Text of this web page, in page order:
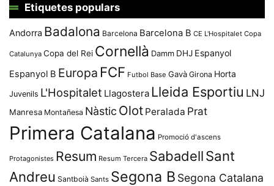
Etiquetes populars
Andorra Badalona Barcelona Barcelona B CE L'Hospitalet Copa
Catalunya Copa del Rei Cornellà Damm DHJ Espanyol
Espanyol B Europa FCF Futbol Base Gavà Girona Horta
Juvenils L'Hospitalet Llagostera Lleida Esportiu LNJ
Manresa Montañesa Nàstic Olot Peralada Prat
Primera Catalana Promoció d'ascens
Protagonistes Resum Resum Tercera SabadellSant
Andreu Santboià Sants Segona B Segona Catalana